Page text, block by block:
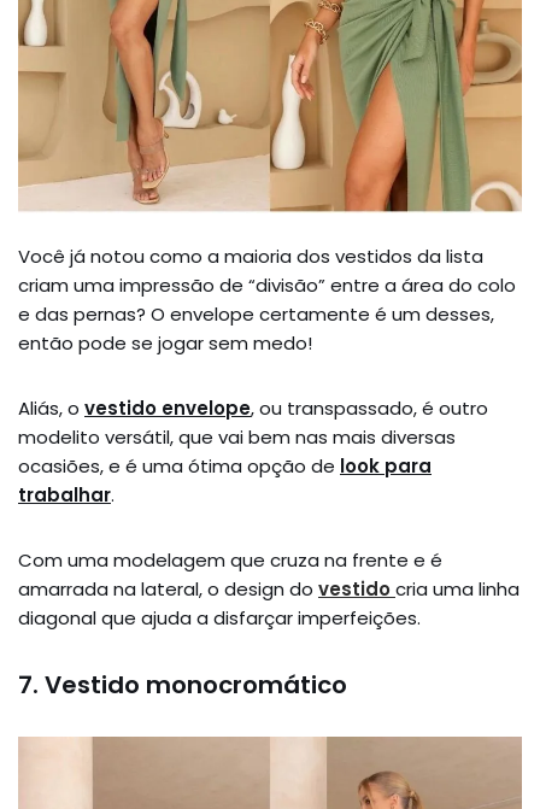
Você já notou como a maioria dos vestidos da lista
criam uma impressão de “divisão” entre a área do colo
e das pernas? O envelope certamente é um desses,
então pode se jogar sem medo!
Aliás, o vestido envelope, ou transpassado, é outro
modelito versátil, que vai bem nas mais diversas
ocasiões, e é uma ótima opção de look para
trabalhar.
Com uma modelagem que cruza na frente e é
amarrada na lateral, o design do vestidocria uma linha
diagonal que ajuda a disfarçar imperfeições.
7. Vestido monocromático